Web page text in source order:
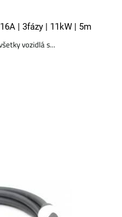
| 3fázy | 11kW | 5m
vozidlá s...